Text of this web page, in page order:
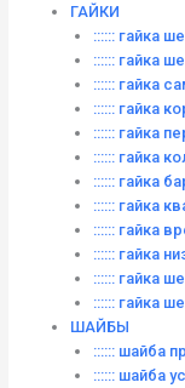
ГАЙКИ
:::::: гайка
:::::: гайка
:::::: гайка
:::::: гайка
:::::: гайка
:::::: гайка
:::::: гайка
:::::: гайка
:::::: гайка
:::::: гайка
:::::: гайка
:::::: гайка
ШАЙБЫ
:::::: шайба
:::::: шайба